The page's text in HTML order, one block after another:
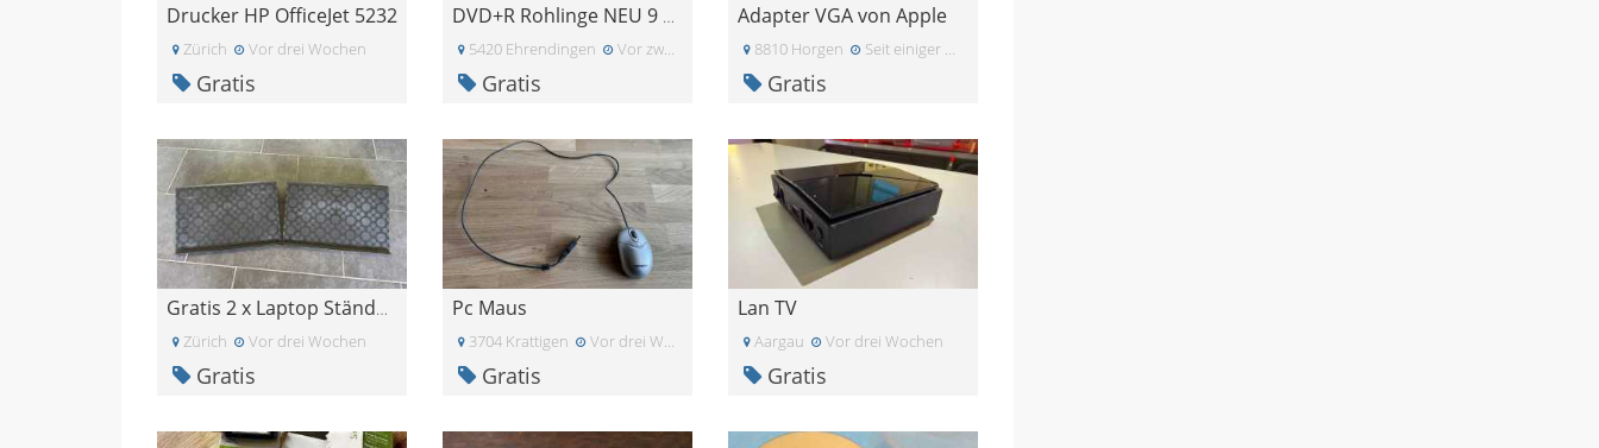
Drucker HP OfficeJet 5232
Zürich Vor drei Wochen
Gratis
DVD+R Rohlinge NEU 9 Stk mit Hülle
5420 Ehrendingen Vor zwei Monaten
Gratis
Adapter VGA von Apple
8810 Horgen Seit einiger Zeit
Gratis
Gratis 2 x Laptop Ständer IKEA
Zürich Vor drei Wochen
Gratis
Pc Maus
3704 Krattigen Vor drei Wochen
Gratis
Lan TV
Aargau Vor drei Wochen
Gratis